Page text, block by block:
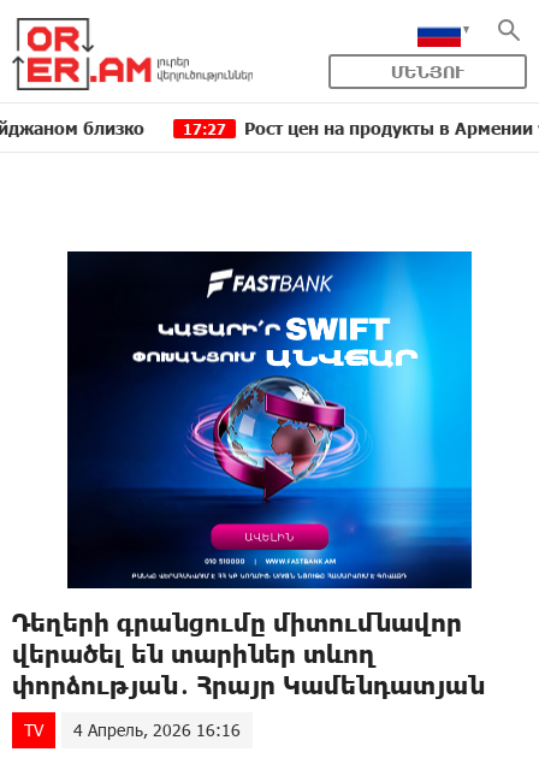
ՄԵՆՅՈՒ
17:27 Рост цен на продукты в Армении
Դեղերի գրանցումը միտումնավոր
վերածել են տարիներ տևող
փորձության․ Հրայր Կամենդատյան
TV 4 Апрель, 2026 16:16